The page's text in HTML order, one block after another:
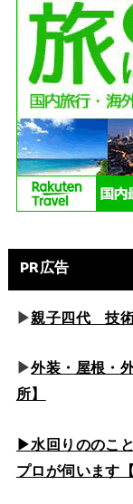
PR広告
▶親子四代 技術
▶外装・屋根・
所】
▶水回りののこ
プロが伺います